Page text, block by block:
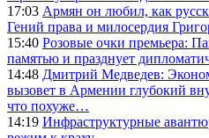
17:03 Армян он любил, как
Гений права и милосердия
15:40 Розовые очки премьера:
памятью и празднует
14:48 Дмитрий Медведев:
вызовет в Армении глубокий
что похуже…
14:19 Инфраструктурные